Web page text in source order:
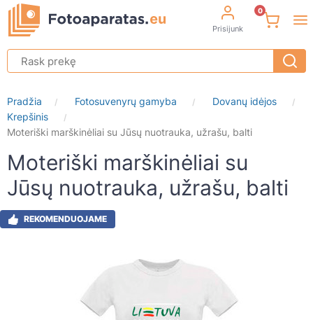
Prisijunk
0
Pradžia / Fotosuvenyrų gamyba / Dovanų idėjos /
Krepšinis /
Moteriški marškinėliai su Jūsų nuotrauka, užrašu, balti
Moteriški marškinėliai su
Jūsų nuotrauka, užrašu, balti
REKOMENDUOJAME